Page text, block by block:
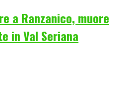
a Ranzanico, muore
in Val Seriana